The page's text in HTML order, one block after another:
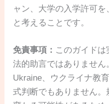
ャン、大学の入学許可
と考えることです。
免責事項： このガイドは
法的助言ではありませ
Ukraine、ウクライナ教
式判断でもありません